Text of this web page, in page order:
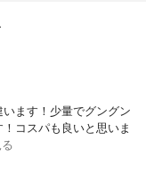
ます！少量でグングン
コスパも良いと思いま